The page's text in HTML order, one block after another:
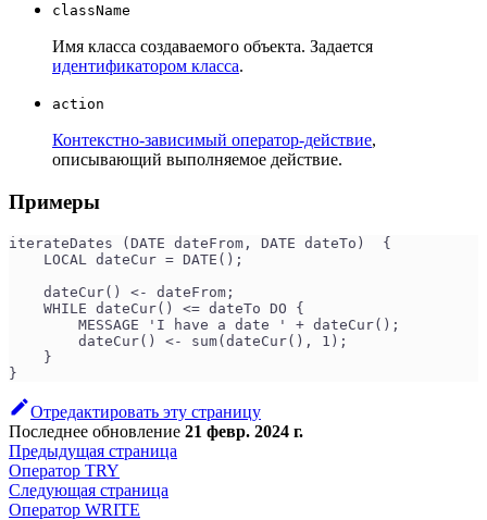
className
Имя класса создаваемого объекта. Задается
идентификатором класса.
action
Контекстно-зависимый оператор-действие,
описывающий выполняемое действие.
Примеры
iterateDates (DATE dateFrom, DATE dateTo)  {
    LOCAL dateCur = DATE();
    dateCur() <- dateFrom;
    WHILE dateCur() <= dateTo DO {
        MESSAGE 'I have a date ' + dateCur();
        dateCur() <- sum(dateCur(), 1);
    }
}
Отредактировать эту страницу
Последнее обновление 21 февр. 2024 г.
Предыдущая страница
Оператор TRY
Следующая страница
Оператор WRITE